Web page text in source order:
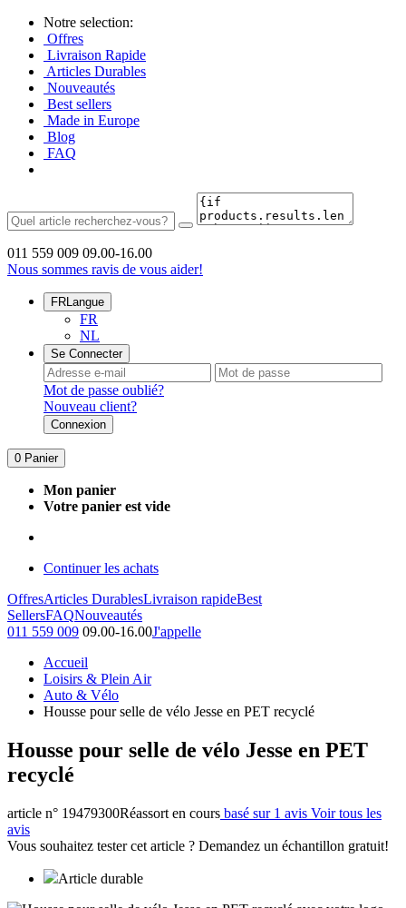
Notre selection:
Offres
Livraison Rapide
Articles Durables
Nouveautés
Best sellers
Made in Europe
Blog
FAQ
011 559 009 09.00-16.00
Nous sommes ravis de vous aider!
FRLangue
FR
NL
Se Connecter
Mot de passe oublié?
Nouveau client?
Connexion
0 Panier
Mon panier
Votre panier est vide
Continuer les achats
OffresArticles DurablesLivraison rapideBest
SellersFAQNouveautés
011 559 009 09.00-16.00J'appelle
Accueil
Loisirs & Plein Air
Auto & Vélo
Housse pour selle de vélo Jesse en PET recyclé
Housse pour selle de vélo Jesse en PET
recyclé
article n° 19479300Réassort en cours basé sur 1 avis Voir tous les
avis
Vous souhaitez tester cet article ? Demandez un échantillon gratuit!
Article durable